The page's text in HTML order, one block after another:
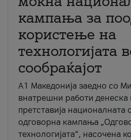
кампања за
користење на
технологијата
сообраќајот
A1 Македонија заедно со
внатрешни работи денеска
претставија националната
одговорна кампања
технологијата“, насочена